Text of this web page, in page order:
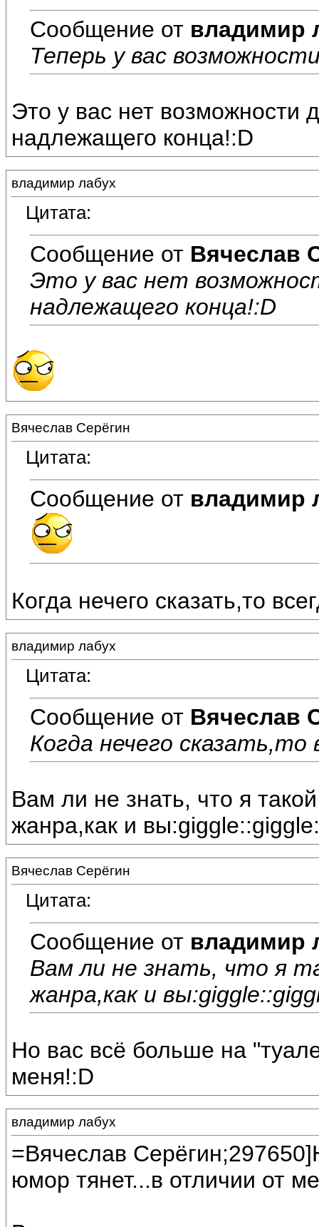
Сообщение от владимир
Теперь у вас
Это у вас нет возможности
надлежащего конца!:D
владимир лабух
Цитата:
Сообщение от Вячеслав
Это у вас нет
надлежащего конца!:D
Вячеслав Серёгин
Цитата:
Сообщение от владимир
Когда нечего сказать,то
владимир лабух
Цитата:
Сообщение от Вячеслав
Когда нечего
Вам ли не знать, что я
жанра,как и
Вячеслав Серёгин
Цитата:
Сообщение от владимир
Вам ли не знать, что я
жанра,как и
Но вас всё больше на
меня!:D
владимир лабух
=Вячеслав
юмор тянет...в отличии от